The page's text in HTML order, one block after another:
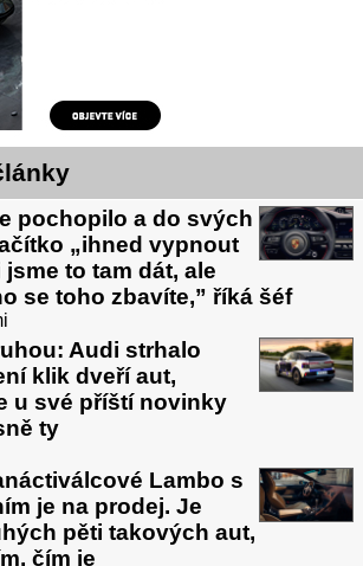
pochopilo a do svých
„ihned vypnout
jsme to tam dát, ale
se toho zbavíte,” říká šéf
Audi strhalo
klik dveří aut,
u své příští novinky
ty
Lambo s
je na prodej. Je
pěti takových aut,
čím je